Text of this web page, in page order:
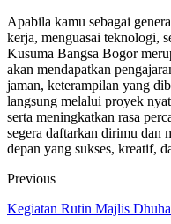
Apabila kamu sebagai
kerja, menguasai teknologi,
Kusuma Bangsa Bogor
akan mendapatkan
jaman, keterampilan yang
langsung melalui proyek
serta meningkatkan rasa
segera daftarkan dirimu dan
depan yang sukses, kreatif,
Previous
Kegiatan Rutin Majlis